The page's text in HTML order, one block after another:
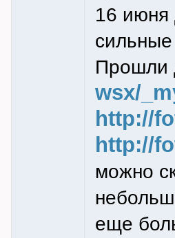
16 июня
Прошли
wsx/
http://
http://
можно
еще